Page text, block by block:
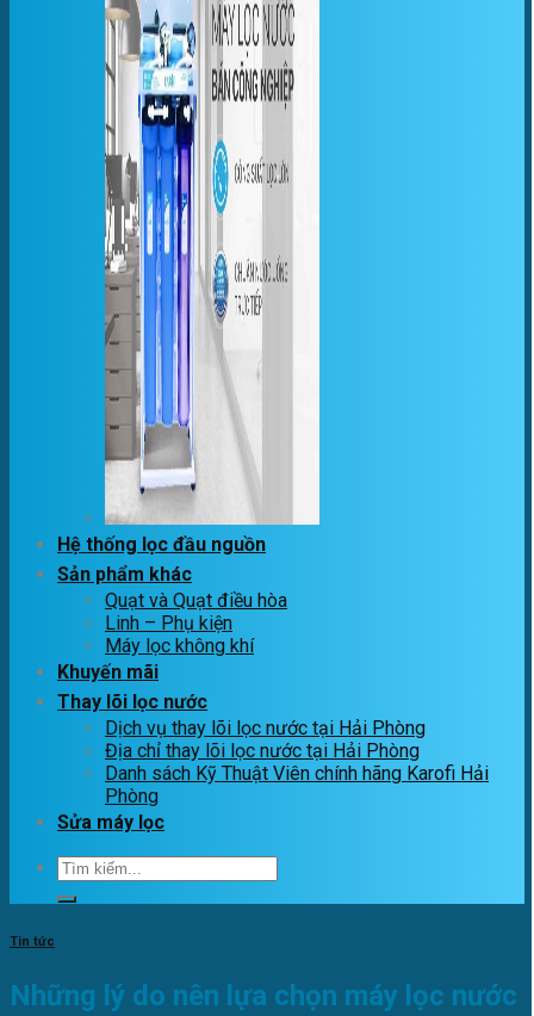
Hệ thống lọc đầu nguồn
Sản phẩm khác
Quạt và Quạt điều hòa
Linh – Phụ kiện
Máy lọc không khí
Khuyến mãi
Thay lõi lọc nước
Dịch vụ thay lõi lọc nước tại Hải Phòng
Địa chỉ thay lõi lọc nước tại Hải Phòng
Danh sách Kỹ Thuật Viên chính hãng Karofi Hải
Phòng
Sửa máy lọc
Tìm
kiếm:
Tin tức
Những lý do nên lựa chọn máy lọc nước